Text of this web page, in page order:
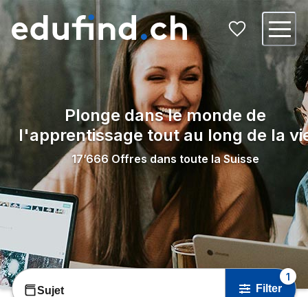
Plonge dans le monde de
l'apprentissage tout au long de la
17’666 Offres dans toute la Suisse
Sujet Filter
1